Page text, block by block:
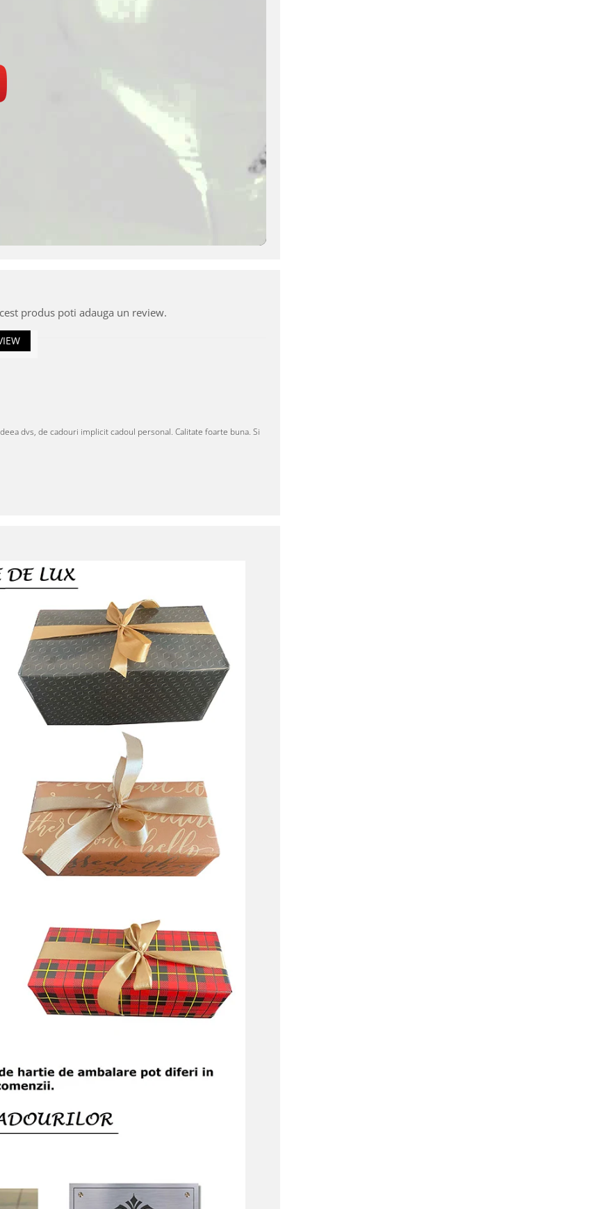
produs poti adauga un review.
dvs, de cadouri implicit cadoul personal. Calitate foarte buna. Si